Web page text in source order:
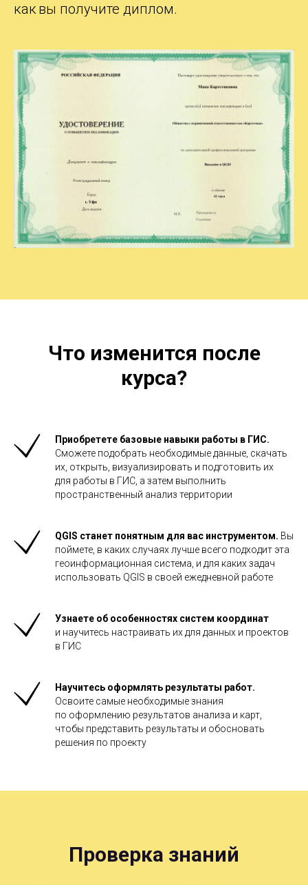
как вы получите диплом.
Что изменится после
курса?
Приобретете базовые навыки работы в ГИС.
Сможете подобрать необходимые данные, скачать
их, открыть, визуализировать и подготовить их
для работы в ГИС, а затем выполнить
пространственный анализ территории
QGIS станет понятным для вас инструментом. Вы
поймете, в каких случаях лучше всего подходит эта
геоинформационная система, и для каких задач
использовать QGIS в своей ежедневной работе
Узнаете об особенностях систем координат
и научитесь настраивать их для данных и проектов
в ГИС
Научитесь оформлять результаты работ.
Освоите самые необходимые знания
по оформлению результатов анализа и карт,
чтобы представить результаты и обосновать
решения по проекту
Проверка знаний